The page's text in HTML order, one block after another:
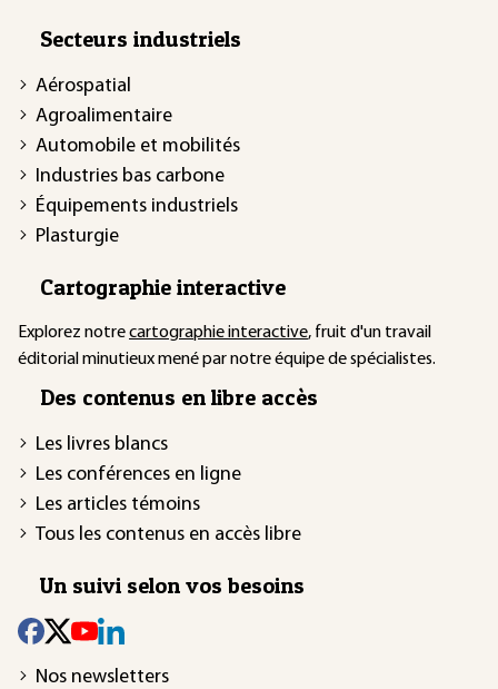
Secteurs industriels
Aérospatial
Agroalimentaire
Automobile et mobilités
Industries bas carbone
Équipements industriels
Plasturgie
Cartographie interactive
Explorez notrecartographie interactive, fruit d'un travail
éditorial minutieux mené par notre équipe de spécialistes.
Des contenus en libre accès
Les livres blancs
Les conférences en ligne
Les articles témoins
Tous les contenus en accès libre
Un suivi selon vos besoins
Nos newsletters